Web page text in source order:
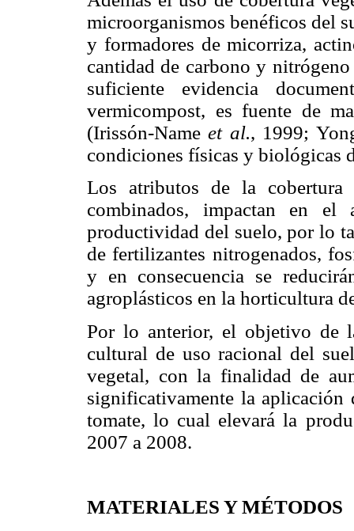
microorganismos benéficos del
y formadores de micorriza,
cantidad de carbono y
suficiente evidencia
vermicompost, es fuente de
(Irissón-Nameet al., 1999;
condiciones físicas y biológicas
Los atributos de la
combinados, impactan en
productividad del suelo, por lo
de fertilizantes nitrogenados,
y en consecuencia se
agroplásticos en la horticultura
Por lo anterior, el objetivo de
cultural de uso racional del
vegetal, con la finalidad de
significativamente la
tomate, lo cual elevará la
2007 a 2008.
MATERIALES Y MÉTODOS